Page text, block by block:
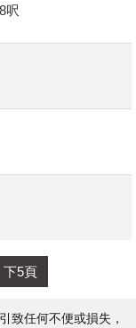
呎
下5頁
致任何不便或損失，